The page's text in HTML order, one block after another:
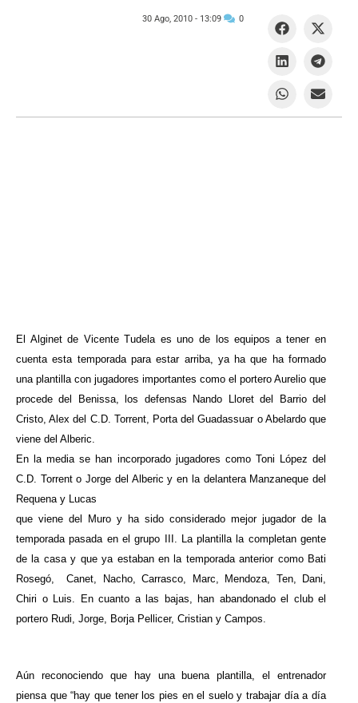
El Alginet de Vicente Tudela es uno de los equipos a tener en
cuenta esta temporada para estar arriba, ya ha que ha formado
una plantilla con jugadores importantes como el portero Aurelio que
procede del Benissa, los defensas Nando Lloret del Barrio del
Cristo, Alex del C.D. Torrent, Porta del Guadassuar o Abelardo que
viene del Alberic.
En la media se han incorporado jugadores como Toni López del
C.D. Torrent o Jorge del Alberic y en la delantera Manzaneque del
Requena y Lucas
que viene del Muro y ha sido considerado mejor jugador de la
temporada pasada en el grupo III. La plantilla la completan gente
de la casa y que ya estaban en la temporada anterior como Bati
Rosegó, Canet, Nacho, Carrasco, Marc, Mendoza, Ten, Dani,
Chiri o Luis. En cuanto a las bajas, han abandonado el club el
portero Rudi, Jorge, Borja Pellicer, Cristian y Campos.
Aún reconociendo que hay una buena plantilla, el entrenador
piensa que “hay que tener los pies en el suelo y trabajar día a día
30 Ago, 2010 - 13:09 0